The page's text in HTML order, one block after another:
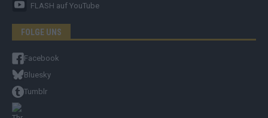
FLASH auf YouTube
FOLGE UNS
Facebook
Bluesky
Tumblr